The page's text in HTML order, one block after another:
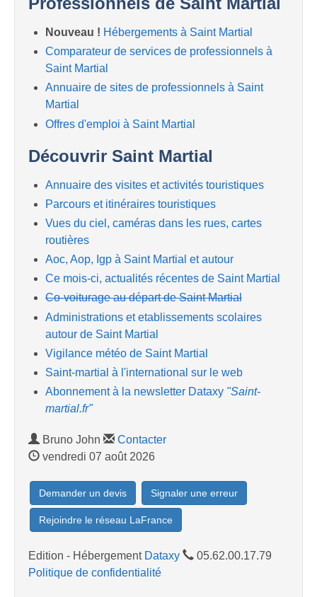
Nouveau ! Hébergements à Saint Martial
Comparateur de services de professionnels à
Saint Martial
Annuaire de sites de professionnels à Saint
Martial
Offres d'emploi à Saint Martial
Découvrir Saint Martial
Annuaire des visites et activités touristiques
Parcours et itinéraires touristiques
Vues du ciel, caméras dans les rues, cartes
routières
Aoc, Aop, Igp à Saint Martial et autour
Ce mois-ci, actualités récentes de Saint Martial
Co-voiturage au départ de Saint Martial
Administrations et etablissements scolaires
autour de Saint Martial
Vigilance météo de Saint Martial
Saint-martial à l'international sur le web
Abonnement à la newsletter Dataxy "Saint-
martial.fr"
Bruno John
Contacter
vendredi 07 août 2026
Demander un devis Signaler une erreur
Rejoindre le réseau LaFrance
Edition - Hébergement Dataxy
05.62.00.17.79
Politique de confidentialité